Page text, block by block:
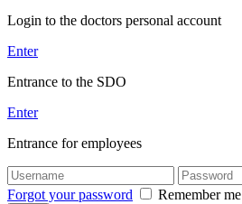
Login to the doctors personal account
Enter
Entrance to the SDO
Enter
Entrance for employees
Forgot your password Remember me